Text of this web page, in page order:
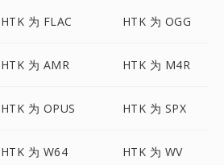
HTK 为 FLAC HTK 为 OGG
HTK 为 AMR HTK 为 M4R
HTK 为 OPUS HTK 为 SPX
HTK 为 W64 HTK 为 WV